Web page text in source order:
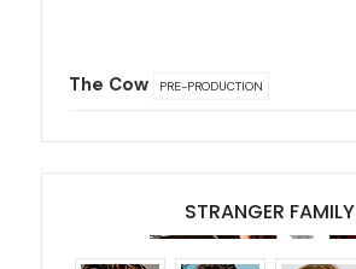
The Cow PRE-PRODUCTION
STRANGER FAMILY